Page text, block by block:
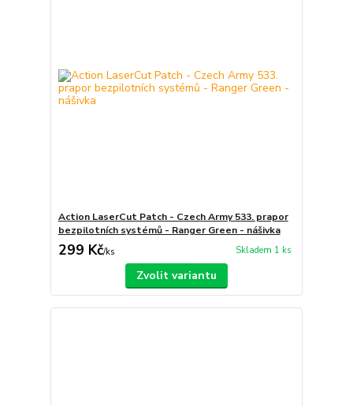
Action LaserCut Patch - Czech Army 533. prapor
bezpilotních systémů - Ranger Green - nášivka
299 Kč/ks Skladem 1 ks
Zvolit variantu